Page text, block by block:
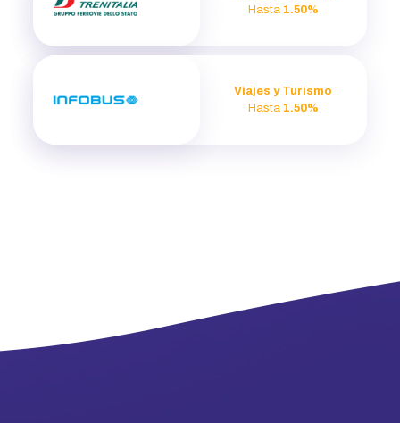
Hasta 1.50%
Viajes y Turismo
Hasta 1.50%